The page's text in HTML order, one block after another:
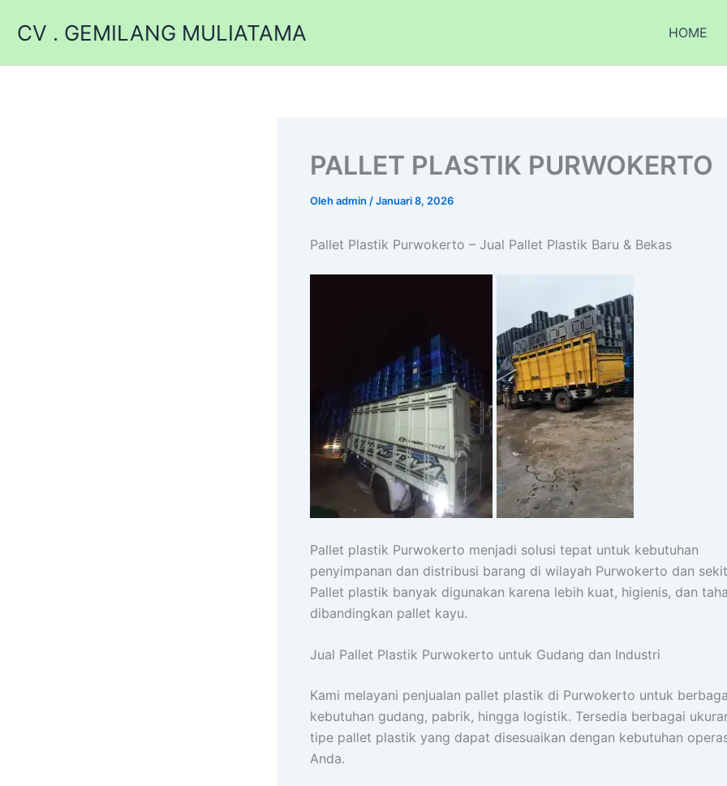
CV . GEMILANG MULIATAMA HOME
PALLET PLASTIK PURWOKERTO
Olehadmin /Januari 8, 2026
Pallet Plastik Purwokerto – Jual Pallet Plastik Baru & Bekas
Pallet plastik Purwokerto menjadi solusi tepat untuk kebutuhan
penyimpanan dan distribusi barang di wilayah Purwokerto dan
Pallet plastik banyak digunakan karena lebih kuat, higienis, dan
dibandingkan pallet kayu.
Jual Pallet Plastik Purwokerto untuk Gudang dan Industri
Kami melayani penjualan pallet plastik di Purwokerto untuk
kebutuhan gudang, pabrik, hingga logistik. Tersedia berbagai
tipe pallet plastik yang dapat disesuaikan dengan kebutuhan
Anda.